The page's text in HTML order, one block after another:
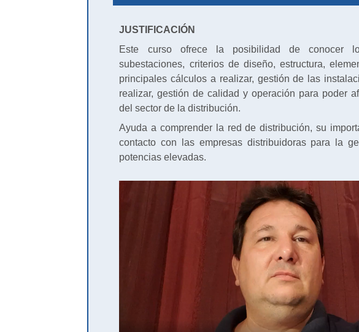
JUSTIFICACIÓN
Este curso ofrece la posibilidad de conocer
subestaciones, criterios de diseño, estructura,
principales cálculos a realizar, gestión de las
realizar, gestión de calidad y operación para poder
del sector de la distribución.
Ayuda a comprender la red de distribución, su
contacto con las empresas distribuidoras para la
potencias elevadas.